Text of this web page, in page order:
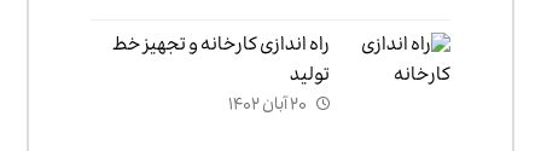
راه اندازی کارخانه و تجهیز خط
تولید
۲۰ آبان ۱۴۰۲